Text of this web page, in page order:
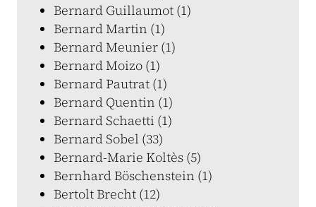
Bernard Guillaumot (1)
Bernard Martin (1)
Bernard Meunier (1)
Bernard Moizo (1)
Bernard Pautrat (1)
Bernard Quentin (1)
Bernard Schaetti (1)
Bernard Sobel (33)
Bernard-Marie Koltès (5)
Bernhard Böschenstein (1)
Bertolt Brecht (12)